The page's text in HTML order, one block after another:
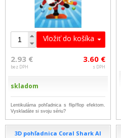
Vložiť do košíka
2.93 €
bez DPH
3.60 €
s DPH
skladom
Lentikulárna pohľadnica s flip/flop efektom.
Vyskladáte si svoju sériu?
3D pohľadnica Coral Shark AI